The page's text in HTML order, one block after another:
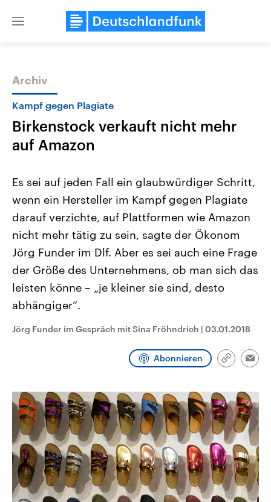
Close
Themen
Landtagswahl Sachsen-Anhalt
2026
Alle Informationen
Sachsen-Anhalt wählt am 6.
September 2026 einen neuen
Landtag. Seit 2021 wird das
Bundesland von einer Koalition aus
Umfragen, Prognosen,
Wahlprogramme, aktuelle Berichte
und Hintergründe zu den Parteien
Wahl.
Aktuelle Beiträge,
Hintergründe
Wirtschaftlich und
gehören die Vereinigten
den mächtigsten Ländern
mit großem Einfluss auf
Sendungen
Archiv
Kampf gegen Plagiate
Birkenstock verkauft nicht mehr
auf Amazon
Es sei auf jeden Fall ein glaubwürdiger Schritt,
wenn ein Hersteller im Kampf gegen Plagiate
darauf verzichte, auf Plattformen wie Amazon
nicht mehr tätig zu sein, sagte der Ökonom
Jörg Funder im Dlf. Aber es sei auch eine Frage
der Größe des Unternehmens, ob man sich das
leisten könne – „je kleiner sie sind, desto
abhängiger“.
Jörg Funder im Gespräch mit Sina Fröhndrich | 03.01.2018
Abonnieren
Link